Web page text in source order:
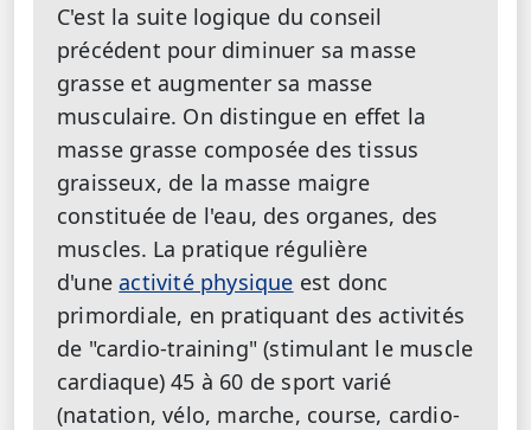
C'est la suite logique du conseil
précédent pour diminuer sa masse
grasse et augmenter sa masse
musculaire. On distingue en effet la
masse grasse composée des tissus
graisseux, de la masse maigre
constituée de l'eau, des organes, des
muscles. La pratique régulière
d'uneactivité physique est donc
primordiale, en pratiquant des activités
de "cardio-training" (stimulant le muscle
cardiaque) 45 à 60 de sport varié
(natation, vélo, marche, course, cardio-